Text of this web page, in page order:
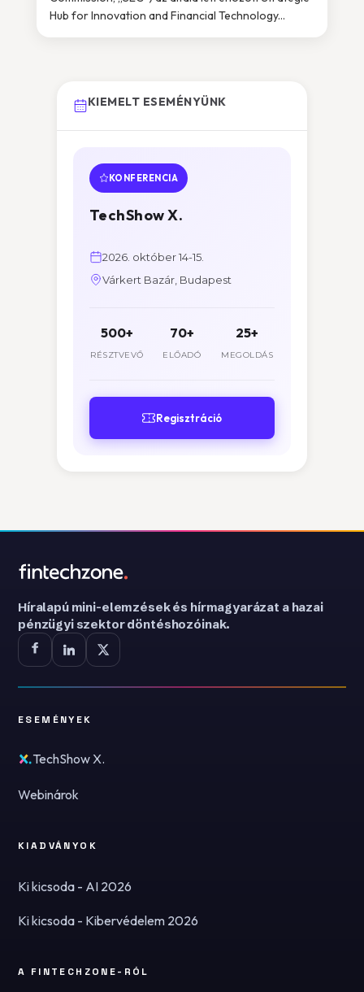
Hub for Innovation and Financial Technology...
KIEMELT ESEMÉNYÜNK
KONFERENCIA
TechShow X.
2026. október 14-15.
Várkert Bazár, Budapest
500+
RÉSZTVEVŐ
70+
ELŐADÓ
25+
MEGOLDÁS
Regisztráció
Híralapú mini-elemzések és hírmagyarázat a hazai
pénzügyi szektor döntéshozóinak.
ESEMÉNYEK
TechShow X.
Webinárok
KIADVÁNYOK
Ki kicsoda - AI 2026
Ki kicsoda - Kibervédelem 2026
A FINTECHZONE-RÓL